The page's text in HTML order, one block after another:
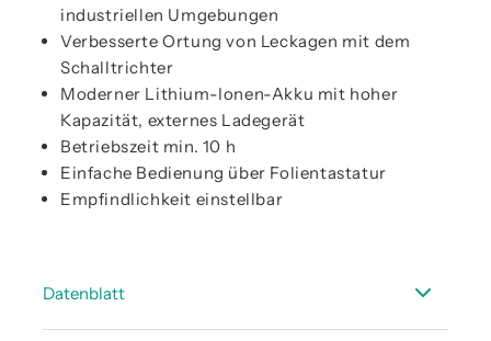
industriellen Umgebungen
Verbesserte Ortung von Leckagen mit dem
Schalltrichter
Moderner Lithium-Ionen-Akku mit hoher
Kapazität, externes Ladegerät
Betriebszeit min. 10 h
Einfache Bedienung über Folientastatur
Empfindlichkeit einstellbar
Datenblatt